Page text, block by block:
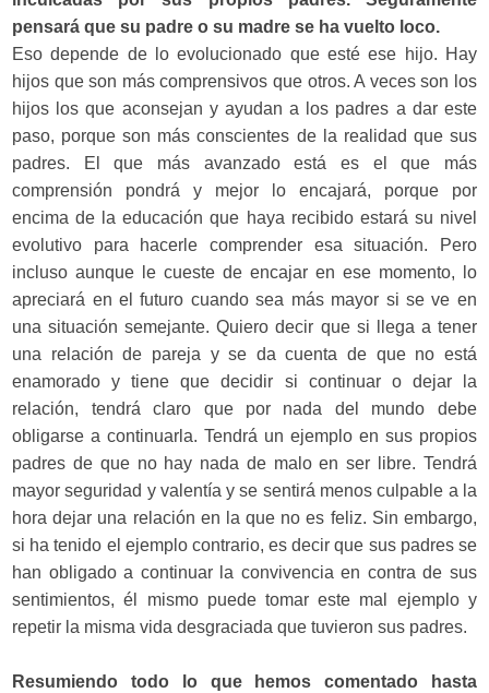
pensará que su padre o su madre se ha vuelto loco.
Eso depende de lo evolucionado que esté ese hijo. Hay
hijos que son más comprensivos que otros. A veces son los
hijos los que aconsejan y ayudan a los padres a dar este
paso, porque son más conscientes de la realidad que sus
padres. El que más avanzado está es el que más
comprensión pondrá y mejor lo encajará, porque por
encima de la educación que haya recibido estará su nivel
evolutivo para hacerle comprender esa situación. Pero
incluso aunque le cueste de encajar en ese momento, lo
apreciará en el futuro cuando sea más mayor si se ve en
una situación semejante. Quiero decir que si llega a tener
una relación de pareja y se da cuenta de que no está
enamorado y tiene que decidir si continuar o dejar la
relación, tendrá claro que por nada del mundo debe
obligarse a continuarla. Tendrá un ejemplo en sus propios
padres de que no hay nada de malo en ser libre. Tendrá
mayor seguridad y valentía y se sentirá menos culpable a la
hora dejar una relación en la que no es feliz. Sin embargo,
si ha tenido el ejemplo contrario, es decir que sus padres se
han obligado a continuar la convivencia en contra de sus
sentimientos, él mismo puede tomar este mal ejemplo y
repetir la misma vida desgraciada que tuvieron sus padres.
Resumiendo todo lo que hemos comentado hasta